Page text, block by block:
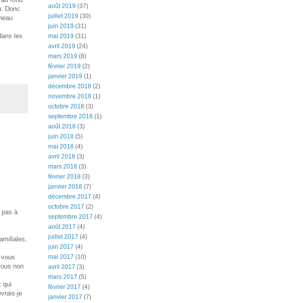
Donc
les
pas à
non
qui
je
août 2019 (37)
juillet 2019 (30)
juin 2019 (31)
mai 2019 (31)
avril 2019 (24)
mars 2019 (8)
février 2019 (2)
janvier 2019 (1)
décembre 2018 (2)
novembre 2018 (1)
octobre 2018 (3)
septembre 2018 (1)
août 2018 (3)
juin 2018 (5)
mai 2018 (4)
avril 2018 (3)
mars 2018 (3)
février 2018 (3)
janvier 2018 (7)
décembre 2017 (4)
octobre 2017 (2)
septembre 2017 (4)
août 2017 (4)
juillet 2017 (4)
juin 2017 (4)
mai 2017 (10)
avril 2017 (3)
mars 2017 (5)
février 2017 (4)
janvier 2017 (7)